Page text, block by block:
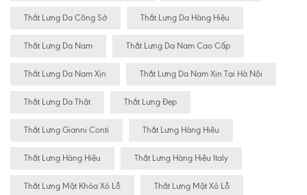
Thắt Lưng Da Công Sở Thắt Lưng Da Hàng Hiệu
Thắt Lưng Da Nam Thắt Lưng Da Nam Cao Cấp
Thắt Lưng Da Nam Xịn Thắt Lưng Da Nam Xịn Tại Hà Nội
Thắt Lưng Da Thật Thắt Lưng Đẹp
Thắt Lưng Gianni Conti Thắt Lưng Hàng Hiêu
Thắt Lưng Hàng Hiệu Thắt Lưng Hàng Hiệu Italy
Thắt Lưng Mặt Khóa Xỏ Lỗ Thắt Lưng Mặt Xỏ Lỗ